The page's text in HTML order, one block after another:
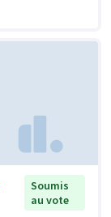
Soumis
au vote